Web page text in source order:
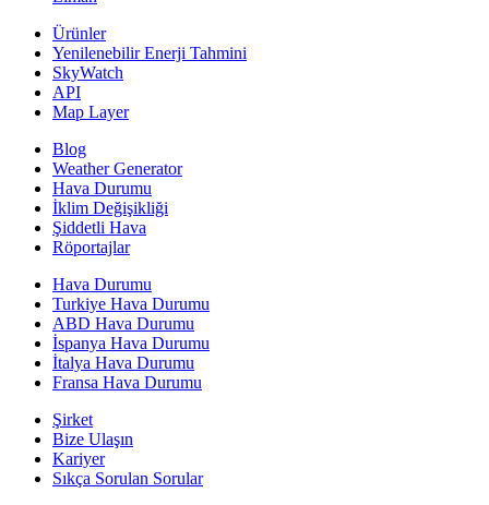
Ürünler
Yenilenebilir Enerji Tahmini
SkyWatch
API
Map Layer
Blog
Weather Generator
Hava Durumu
İklim Değişikliği
Şiddetli Hava
Röportajlar
Hava Durumu
Turkiye Hava Durumu
ABD Hava Durumu
İspanya Hava Durumu
İtalya Hava Durumu
Fransa Hava Durumu
Şirket
Bize Ulaşın
Kariyer
Sıkça Sorulan Sorular